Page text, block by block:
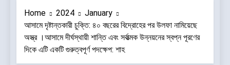
Home 2024
January
আসামে দৃষ্টান্তকারী চুক্তি: ৪০ বছরের বিদ্রোহের পর উলফা নামিয়েছে
অস্ত্র ।আসামে দীর্ঘস্থায়ী শান্তি এবং সর্বাত্মক উন্নয়নের স্বপ্ন পূরণের
দিকে এটি একটি গুরুত্বপূর্ণ পদক্ষেপ: শাহ